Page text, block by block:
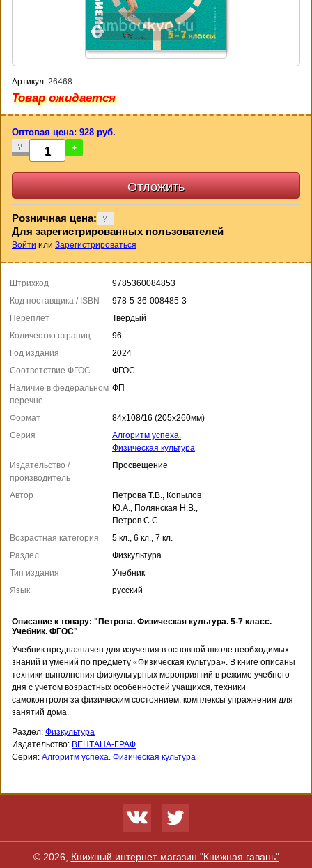
Артикул: 26468
Товар ожидается
Оптовая цена: 928 руб.
- +
Розничная цена:
Для зарегистрированных пользователей
Войти или Зарегистрироваться
Штрихкод
9785360084853
Код поставщика / ISBN
978-5-36-008485-3
Переплет
Твердый
Количество страниц
96
Год издания
2024
Соответствие ФГОС
ФГОС
Наличие в федеральном
перечне
ФП
Формат
84x108/16 (205x260мм)
Серия
Алгоритм успеха.
Физическая культура
Издательство /
производитель
Просвещение
Автор
Петрова Т.В., Копылов
Ю.А., Полянская Н.В.,
Петров С.С.
Возрастная категория
5 кл., 6 кл., 7 кл.
Раздел
Физкультура
Тип издания
Учебник
Язык
русский
Описание к товару: "Петрова. Физическая культура. 5-7 класс.
Учебник. ФГОС"
Учебник предназначен для изучения в основной школе необходимых
знаний и умений по предмету «Физическая культура». В книге описаны
техники выполнения физкультурных мероприятий в режиме учебного
дня с учётом возрастных особенностей учащихся, техники
самоконтроля за физическим состоянием, комплексы упражнения для
занятий дома.
Раздел: Физкультура
Издательство: ВЕНТАНА-ГРАФ
Серия: Алгоритм успеха. Физическая культура
© 2026, Книжный интернет-магазин "Книжная гавань"